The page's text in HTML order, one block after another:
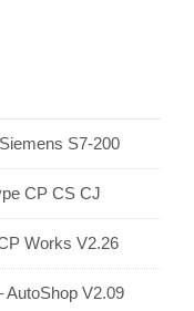
S7-200
CP CS CJ
Works V2.26
AutoShop V2.09